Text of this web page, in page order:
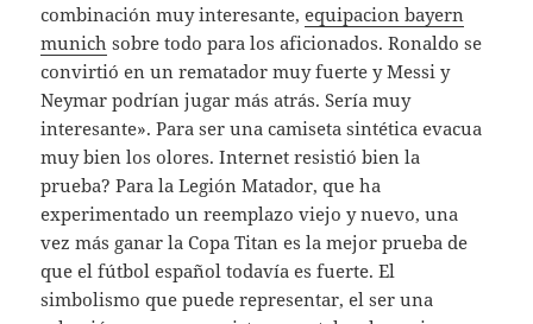
combinación muy interesante,equipacion bayern
munich sobre todo para los aficionados. Ronaldo se
convirtió en un rematador muy fuerte y Messi y
Neymar podrían jugar más atrás. Sería muy
interesante». Para ser una camiseta sintética evacua
muy bien los olores. Internet resistió bien la
prueba? Para la Legión Matador, que ha
experimentado un reemplazo viejo y nuevo, una
vez más ganar la Copa Titan es la mejor prueba de
que el fútbol español todavía es fuerte. El
simbolismo que puede representar, el ser una